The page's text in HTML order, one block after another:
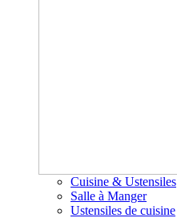
Cuisine & Ustensiles
Salle à Manger
Ustensiles de cuisine